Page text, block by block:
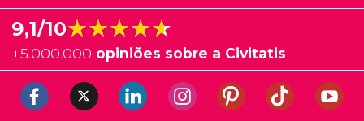
9,1/10★★★★★
★★★★★
+5.000.000 opiniões sobre a Civitatis